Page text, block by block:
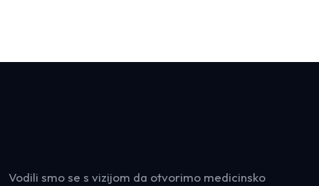
Vodili smo se s vizijom da otvorimo medicinsko